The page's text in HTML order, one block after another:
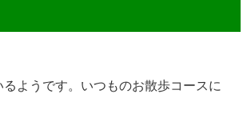
ようです。いつものお散歩コースに